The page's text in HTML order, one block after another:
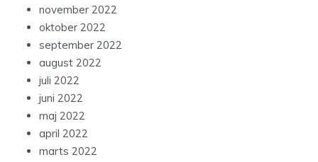
november 2022
oktober 2022
september 2022
august 2022
juli 2022
juni 2022
maj 2022
april 2022
marts 2022